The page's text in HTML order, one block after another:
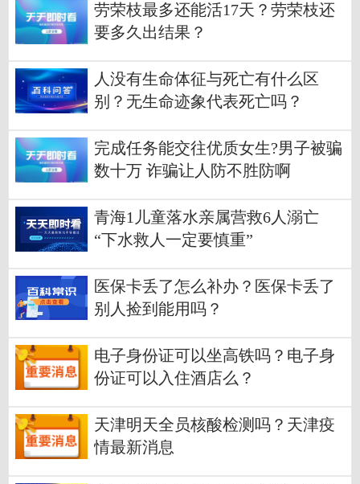
劳荣枝最多还能活17天？劳荣枝还
要多久出结果？
人没有生命体征与死亡有什么区
别？无生命迹象代表死亡吗？
完成任务能交往优质女生?男子被骗
数十万 诈骗让人防不胜防啊
青海1儿童落水亲属营救6人溺亡
“下水救人一定要慎重”
医保卡丢了怎么补办？医保卡丢了
别人捡到能用吗？
电子身份证可以坐高铁吗？电子身
份证可以入住酒店么？
天津明天全员核酸检测吗？天津疫
情最新消息